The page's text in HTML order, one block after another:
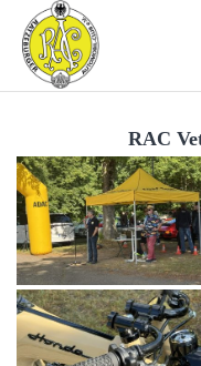
CLUB
ADAC
RAC